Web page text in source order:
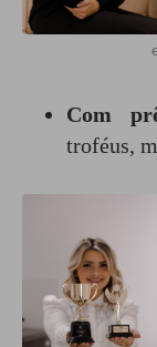
Com
troféus,